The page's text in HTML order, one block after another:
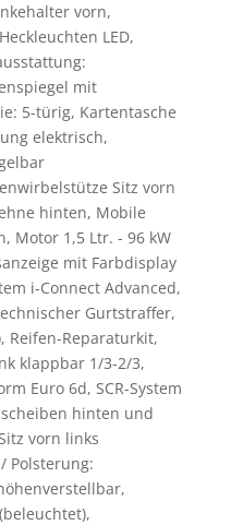
vorn,
LED,
mit
5-türig, Kartentasche
elektrisch,
Sitz vorn
hinten, Mobile
Motor 1,5 Ltr. - 96 kW
mit Farbdisplay
i-Connect Advanced,
Gurtstraffer,
Reifen-Reparaturkit,
klappbar 1/3-2/3,
Euro 6d, SCR-System
hinten und
vorn links
Polsterung: